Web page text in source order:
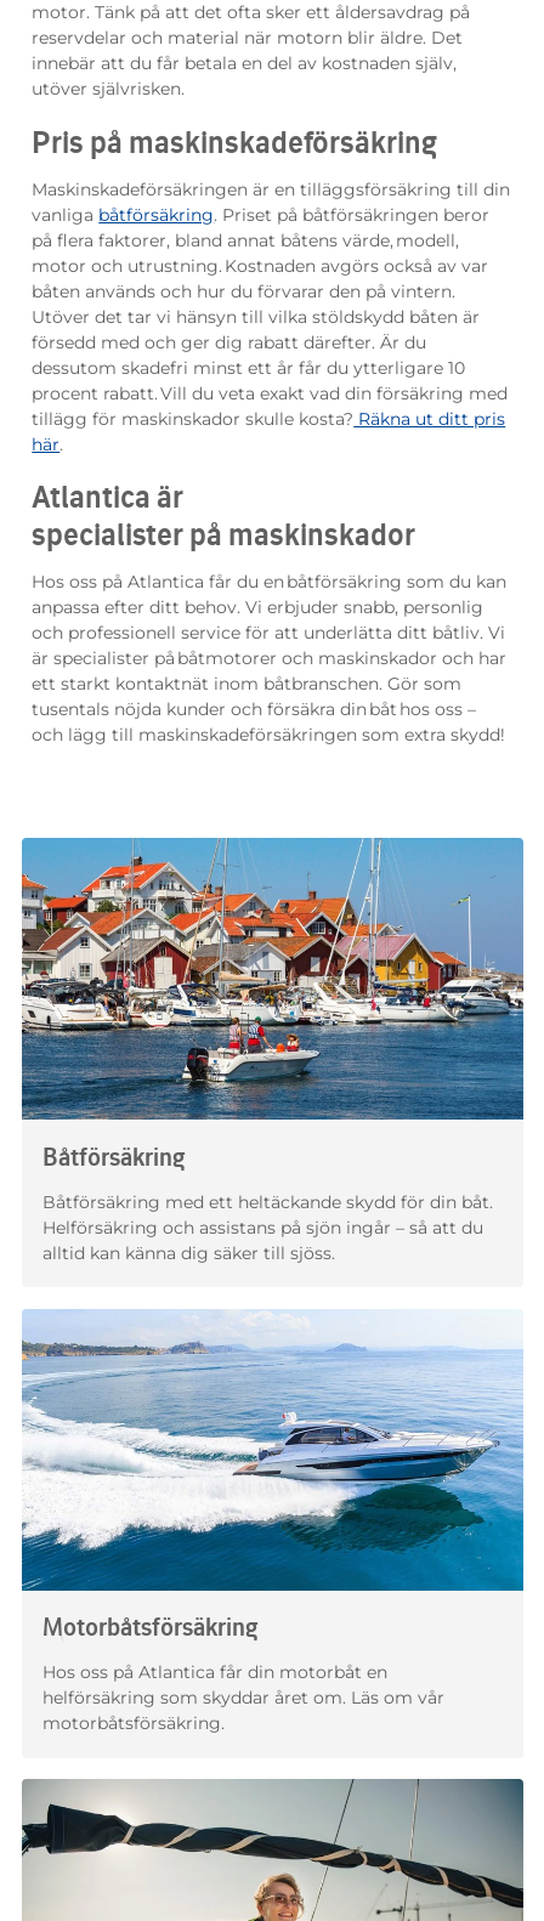
motor. Tänk på att det ofta sker ett åldersavdrag på
reservdelar och material när motorn blir äldre. Det
innebär att du får betala en del av kostnaden själv,
utöver självrisken.
Pris på maskinskadeförsäkring
Maskinskadeförsäkringen är en tilläggsförsäkring till din
vanliga båtförsäkring. Priset på båtförsäkringen beror
på flera faktorer, bland annat båtens värde, modell,
motor och utrustning. Kostnaden avgörs också av var
båten används och hur du förvarar den på vintern.
Utöver det tar vi hänsyn till vilka stöldskydd båten är
försedd med och ger dig rabatt därefter. Är du
dessutom skadefri minst ett år får du ytterligare 10
procent rabatt. Vill du veta exakt vad din försäkring med
tillägg för maskinskador skulle kosta? Räkna ut ditt pris
här.
Atlantica är
specialister på maskinskador
Hos oss på Atlantica får du enbåtförsäkring som du kan
anpassa efter ditt behov. Vi erbjuder snabb, personlig
och professionell service för att underlätta ditt båtliv. Vi
är specialister på båtmotorer och maskinskadoroch har
ett starkt kontaktnät inom båtbranschen. Gör som
tusentals nöjda kunder och försäkra dinbåt hos oss –
och lägg till maskinskadeförsäkringen som extra skydd!
Båtförsäkring
Båtförsäkring med ett heltäckande skydd för din båt.
Helförsäkring och assistans på sjön ingår – så att du
alltid kan känna dig säker till sjöss.
Motorbåtsförsäkring
Hos oss på Atlantica får din motorbåt en
helförsäkring som skyddar året om. Läs om vår
motorbåtsförsäkring.